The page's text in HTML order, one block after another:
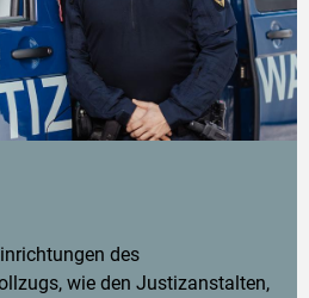
des
wie den Justizanstalten,